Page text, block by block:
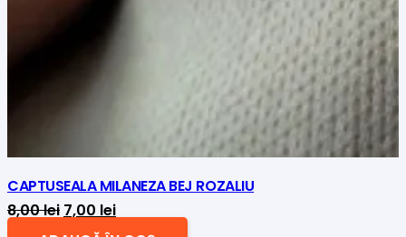
CAPTUSEALA MILANEZA BEJ ROZALIU
8,00lei Prețul
7,00 leiPrețul